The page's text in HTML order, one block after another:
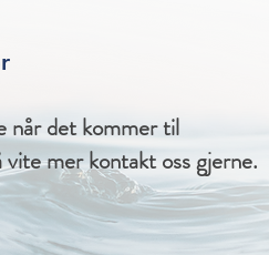
når det kommer til
mer kontakt oss gjerne.